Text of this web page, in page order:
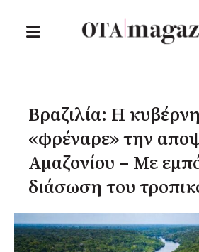
Βραζιλία: Η
«φρέναρε» την
Αμαζονίου – Με
διάσωση του